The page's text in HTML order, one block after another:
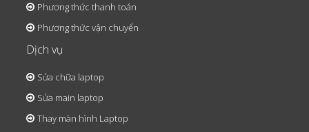
Phương thức thanh toán
Phương thức vận chuyển
Dịch vụ
Sửa chữa laptop
Sửa main laptop
Thay màn hình Laptop